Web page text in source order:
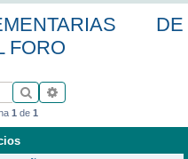
s
DE
FORO
Buscar
1de 1